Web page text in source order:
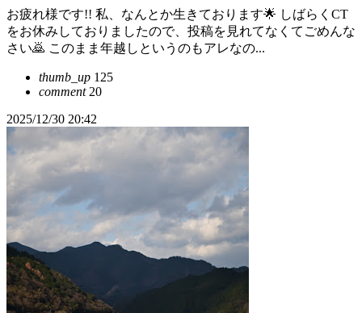
お疲れ様です!! 私、なんとか生きております🌟 しばらくCT
をお休みしておりましたので、投稿を見れてなくてごめんな
さい🙇 このまま年越しというのもアレなの...
thumb_up 125
comment20
2025/12/30 20:42